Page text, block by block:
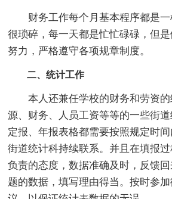
财务工作每个月基本程序都是一
很琐碎，每一天都是忙忙碌碌，但
努力，严格遵守各项规章制度。
二、统计工作
本人还兼任学校的财务和劳资的
源、财务、人员工资等等的一些街
定报、年报表格都需要按照规定时
街道统计科持续联系。并且在填报
负责的态度，数据准确及时，反馈
题的数据，填写理由得当。按时参